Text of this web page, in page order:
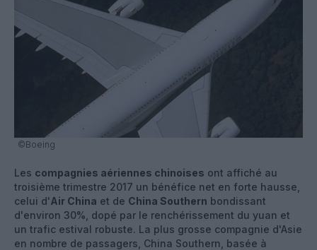
©Boeing
Les compagnies aériennes chinoises ont affiché au
troisième trimestre 2017 un bénéfice net en forte hausse,
celui d'Air China et de China Southern bondissant
d'environ 30%, dopé par le renchérissement du yuan et
un trafic estival robuste. La plus grosse compagnie d'Asie
en nombre de passagers, China Southern, basée à